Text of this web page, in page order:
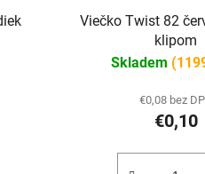
Viečko Twist 82
klipom
Skladem
€0,08 bez
€0,10